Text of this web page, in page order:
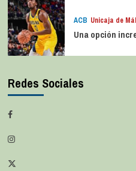
ACB Unicaja de
Una opción
Redes Sociales